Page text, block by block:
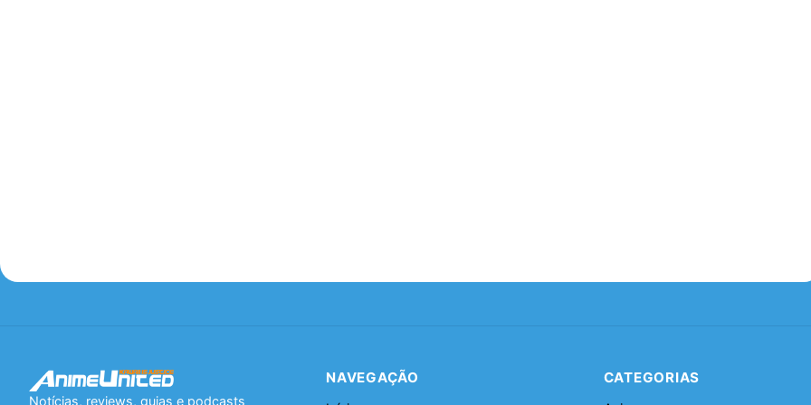
Notícias, reviews, guias e podcasts
NAVEGAÇÃO CATEGORIAS